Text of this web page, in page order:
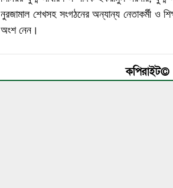
নুরজামাল শেখসহ সংগঠনের অন্যান্য নেতাকর্মী ও
অংশ নেন।
কপিরাইট©